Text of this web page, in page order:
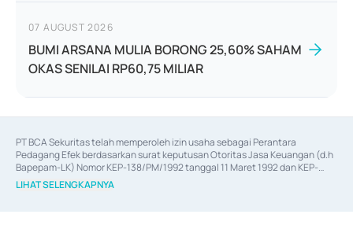
07 AUGUST 2026
BUMI ARSANA MULIA BORONG 25,60% SAHAM
OKAS SENILAI RP60,75 MILIAR
PT BCA Sekuritas telah memperoleh izin usaha sebagai Perantara
Pedagang Efek berdasarkan surat keputusan Otoritas Jasa Keuangan (d.h
Bapepam-LK) Nomor KEP-138/PM/1992 tanggal 11 Maret 1992 dan KEP-
06/D.04/2014 tanggal 28 Februari 2014, izin usaha sebagai Penjamin Emisi
Efek berdasarkan surat keputusan Otoritas Jasa Keuangan Nomor KEP-
LIHAT SELENGKAPNYA